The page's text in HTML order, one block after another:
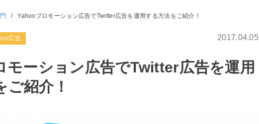
/ Yahooプロモーション広告でTwitter広告を運用する方法をご紹介！
広告 2017.04.05
モーション広告でTwitter広告を運用
ご紹介！